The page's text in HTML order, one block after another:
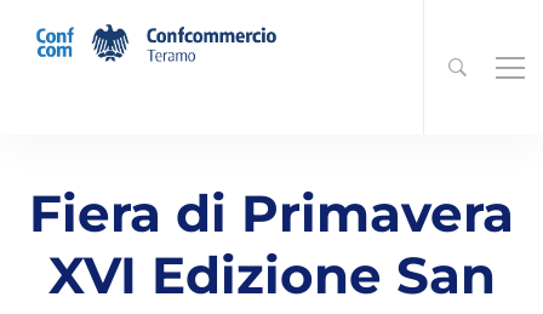
Fiera di Primavera
XVI Edizione San